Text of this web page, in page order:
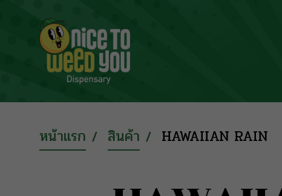
หน้าแรก สินค้า HAWAIIAN RAIN